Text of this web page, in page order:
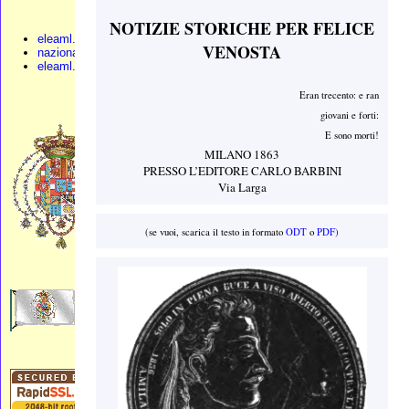
eleaml.org
nazionali.org
eleaml.altervista
NOTIZIE STORICHE PER FELICE
VENOSTA
Eran trecento: e ran
giovani e forti:
E sono morti!
MILANO 1863
PRESSO L’EDITORE CARLO BARBINI
Via Larga
(se vuoi, scarica il testo in formatoODT oPDF)